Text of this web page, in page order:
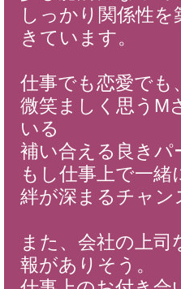
しっかり関係性
きています。
仕事でも恋愛でも
微笑ましく思うM
いる
補い合える良きパ
もし仕事上で一
絆が深まるチャン
また、会社の上
報がありそう。